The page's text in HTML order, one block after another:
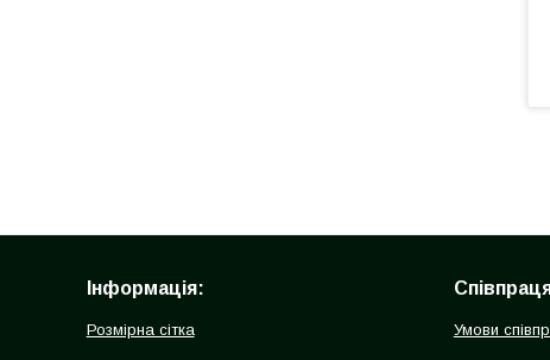
Інформація:
Розмірна сітка Умови